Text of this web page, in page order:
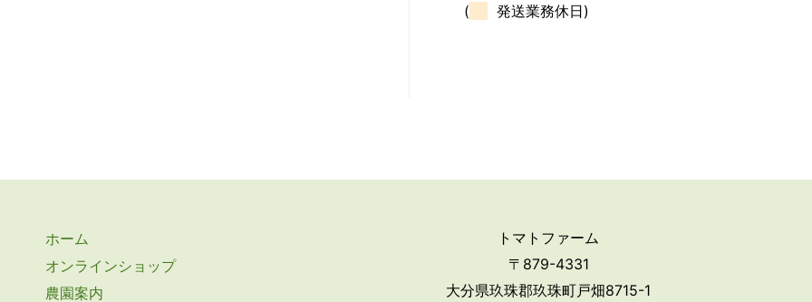
(
発送業務休日)
ホーム
オンラインショップ
農園案内
トマトファーム
〒879-4331
大分県玖珠郡玖珠町戸畑8715-1